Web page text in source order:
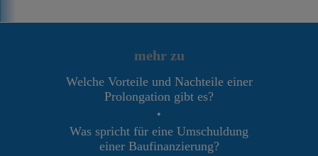
mehr zu
Welche Vorteile und Nachteile einer
Prolongation gibt es?
•
Was spricht für eine Umschuldung
einer Baufinanzierung?